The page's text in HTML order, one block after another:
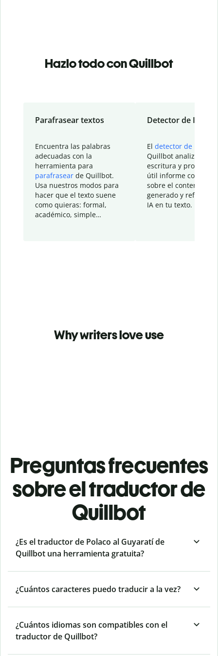
Hazlo todo con Quillbot
Parafrasear textos
Encuentra las palabras
adecuadas con la
herramienta para
parafrasear de Quillbot.
Usa nuestros modos para
hacer que el texto suene
como quieras: formal,
académico, simple…
Detector de IA
El detector de IA
Quillbot analiza tu
escritura y
útil informe con
sobre el contenido
generado y refinado
IA en tu texto.
Why writers love use
Preguntas frecuentes
sobre el traductor de
Quillbot
¿Es el traductor de Polaco al Guyaratí de
Quillbot una herramienta gratuita?
¿Cuántos caracteres puedo traducir a la vez?
¿Cuántos idiomas son compatibles con el
traductor de Quillbot?